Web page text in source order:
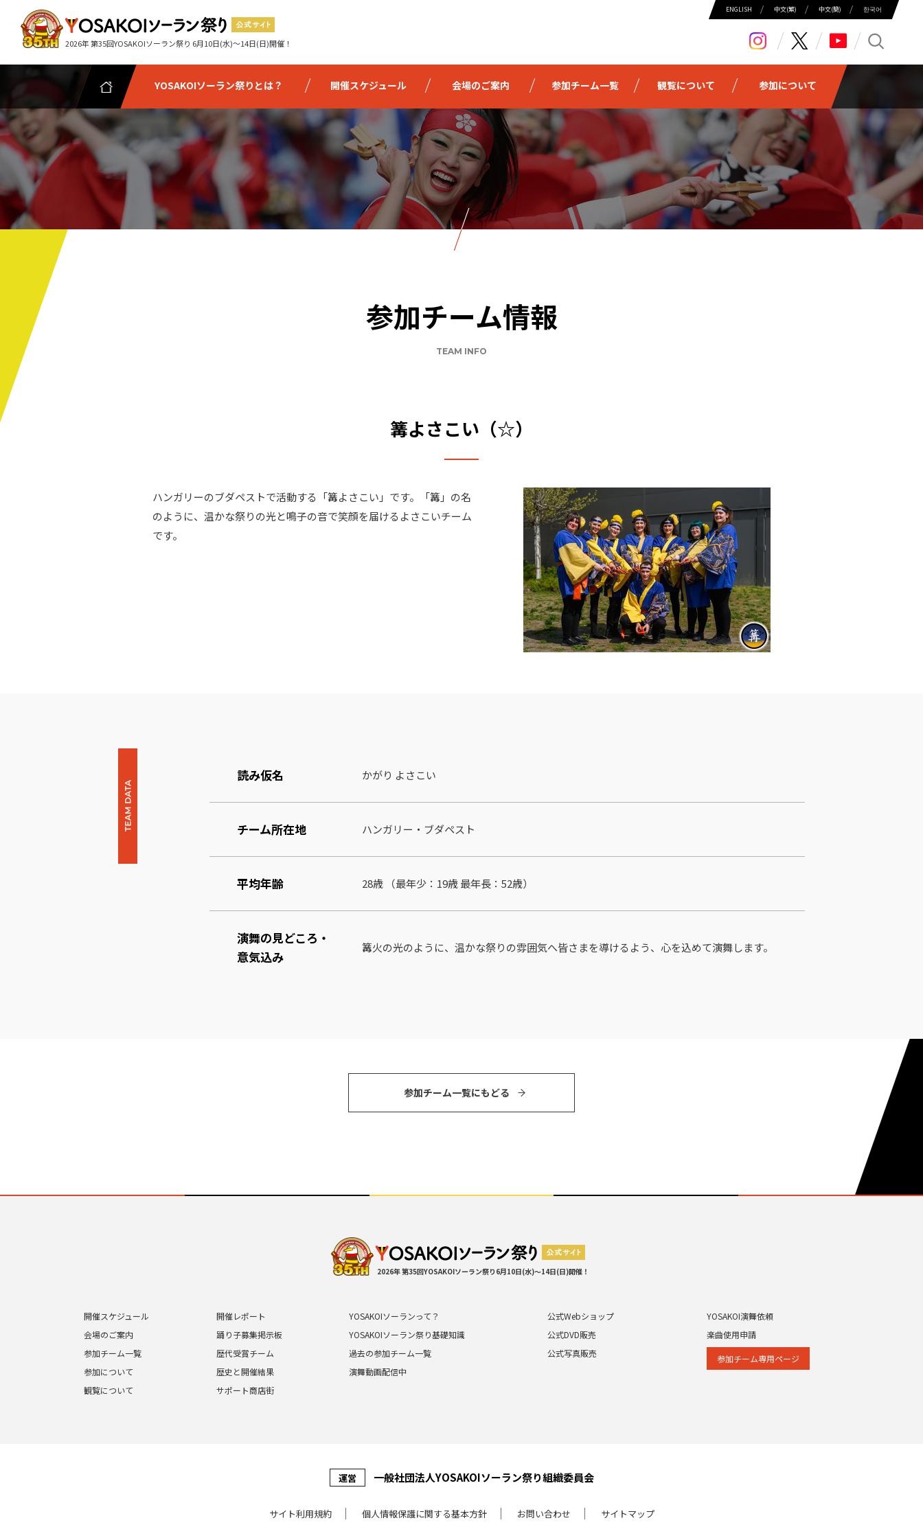
2026年 第35回YOSAKOIソーラン祭り 6月10日(水)～14日(日)開催！
ENGLISH 中⽂(繁) 中⽂(簡) 한국어
YOSAKOIソーラン祭りとは？ 開催スケジュール 会場のご案内 参加チーム一覧 観覧について 参加について
参加チーム情報
TEAM INFO
篝よさこい（☆）
ハンガリーのブダペストで活動する「篝よさこい」です。「篝」の名
のように、温かな祭りの光と鳴子の音で笑顔を届けるよさこいチーム
です。
読み仮名 かがり よさこい
チーム所在地 ハンガリー・ブダペスト
平均年齢 28歳 （最年少：19歳 最年⻑：52歳）
演舞の見どころ・
意気込み
篝火の光のように、温かな祭りの雰囲気へ皆さまを導けるよう、心を込めて演舞します。
参加チーム⼀覧にもどる
2026年 第35回YOSAKOIソーラン祭り 6月10日(水)～14日(日)開催！
開催スケジュール
会場のご案内
参加チーム一覧
参加について
観覧について
開催レポート
踊り子募集掲示板
歴代受賞チーム
歴史と開催結果
サポート商店街
YOSAKOIソーランって？
YOSAKOIソーラン祭り基礎知識
過去の参加チーム一覧
演舞動画配信中
公式Webショップ
公式DVD販売
公式写真販売
YOSAKOI演舞依頼
楽曲使用申請
参加チーム専⽤ページ
運営 ⼀般社団法⼈YOSAKOIソーラン祭り組織委員会
サイト利⽤規約 個⼈情報保護に関する基本⽅針 お問い合わせ サイトマップ